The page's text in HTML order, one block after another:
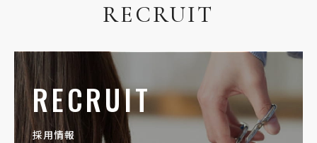
RECRUIT
RECRUIT
採用情報